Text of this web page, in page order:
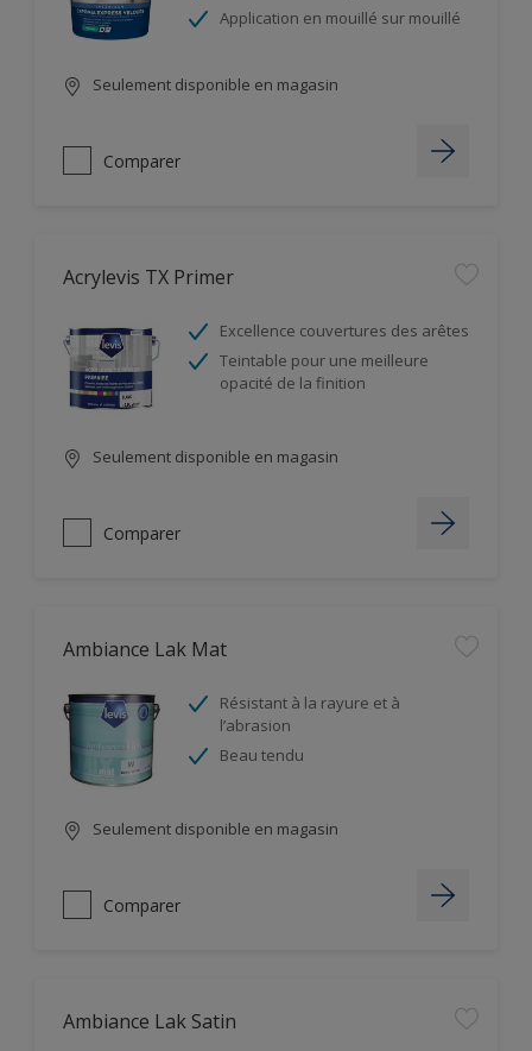
Application en mouillé sur mouillé
Seulement disponible en magasin
Comparer
Acrylevis TX Primer
Excellence couvertures des arêtes
Teintable pour une meilleure
opacité de la finition
Seulement disponible en magasin
Comparer
Ambiance Lak Mat
Résistant à la rayure et à
l’abrasion
Beau tendu
Seulement disponible en magasin
Comparer
Ambiance Lak Satin